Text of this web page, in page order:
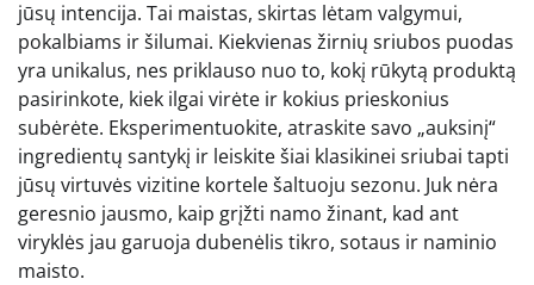
jūsų intencija. Tai maistas, skirtas lėtam valgymui,
pokalbiams ir šilumai. Kiekvienas žirnių sriubos puodas
yra unikalus, nes priklauso nuo to, kokį rūkytą produktą
pasirinkote, kiek ilgai virėte ir kokius prieskonius
subėrėte. Eksperimentuokite, atraskite savo „auksinį“
ingredientų santykį ir leiskite šiai klasikinei sriubai tapti
jūsų virtuvės vizitine kortele šaltuoju sezonu. Juk nėra
geresnio jausmo, kaip grįžti namo žinant, kad ant
viryklės jau garuoja dubenėlis tikro, sotaus ir naminio
maisto.